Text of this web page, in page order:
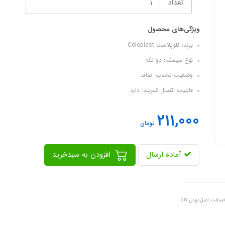
تعداد
ویژگی‌های محصول
برند: کلوپلاست Coloplast
نوع سیستم: دو تکه
وضعیت تحدب: صاف
قابلیت اتصال کمربند: دارد
211,000 تومان
آماده ارسال
ضمانت اصل بودن کالا